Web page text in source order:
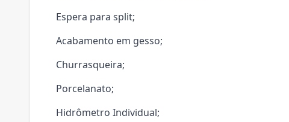
Espera para split;
Acabamento em gesso;
Churrasqueira;
Porcelanato;
Hidrômetro Individual;